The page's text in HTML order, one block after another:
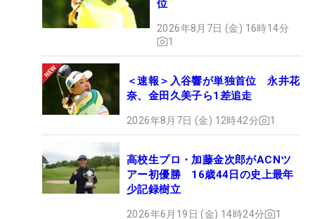
位
2026年8月7日 (金) 16時14分
1
＜速報＞入谷響が単独首位 永井花
奈、金田久美子ら1差追走
2026年8月7日 (金) 12時42分 1
高校生プロ・加藤金次郎がACNツ
アー初優勝 16歳44日の史上最年
少記録樹立
2026年6月19日 (金) 14時24分 1